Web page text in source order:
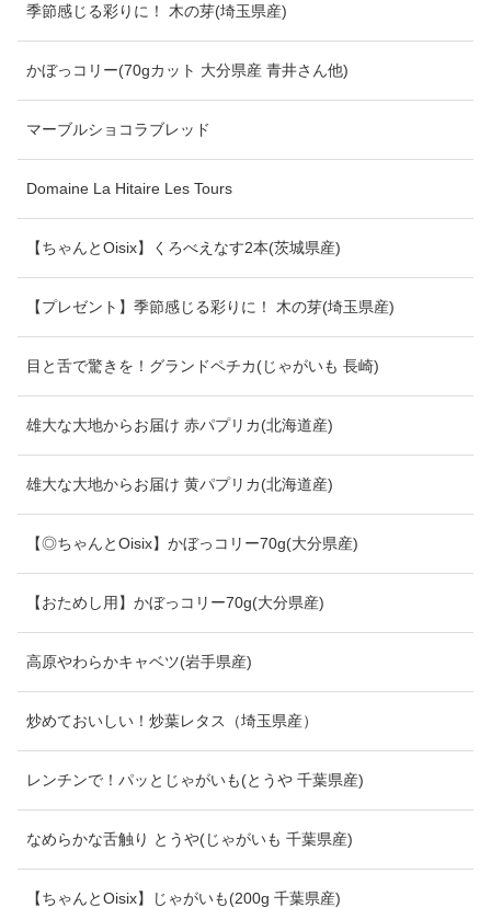
季節感じる彩りに！ 木の芽(埼玉県産)
かぼっコリー(70gカット 大分県産 青井さん他)
マーブルショコラブレッド
Domaine La Hitaire Les Tours
【ちゃんとOisix】くろべえなす2本(茨城県産)
【プレゼント】季節感じる彩りに！ 木の芽(埼玉県産)
目と舌で驚きを！グランドペチカ(じゃがいも 長崎)
雄大な大地からお届け 赤パプリカ(北海道産)
雄大な大地からお届け 黄パプリカ(北海道産)
【◎ちゃんとOisix】かぼっコリー70g(大分県産)
【おためし用】かぼっコリー70g(大分県産)
高原やわらかキャベツ(岩手県産)
炒めておいしい！炒葉レタス（埼玉県産）
レンチンで！パッとじゃがいも(とうや 千葉県産)
なめらかな舌触り とうや(じゃがいも 千葉県産)
【ちゃんとOisix】じゃがいも(200g 千葉県産)